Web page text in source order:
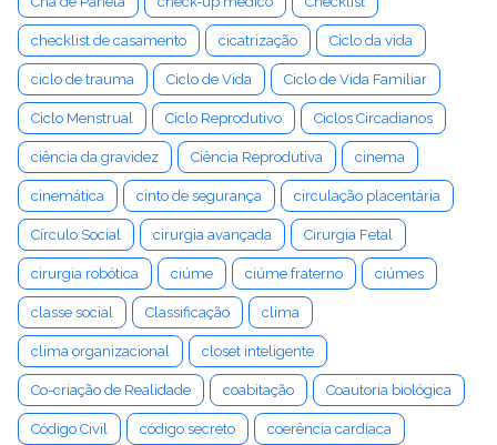
checklist de casamento cicatrização Ciclo da vida
ciclo de trauma Ciclo de Vida Ciclo de Vida Familiar
Ciclo Menstrual Ciclo Reprodutivo Ciclos Circadianos
ciência da gravidez Ciência Reprodutiva cinema
cinemática cinto de segurança circulação placentária
Círculo Social cirurgia avançada Cirurgia Fetal
cirurgia robótica ciúme ciúme fraterno ciúmes
classe social Classificação clima
clima organizacional closet inteligente
Co-criação de Realidade coabitação Coautoria biológica
Código Civil código secreto coerência cardíaca